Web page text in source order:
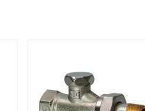
2900 орех
Конвектор
ITT.080.200.1200 с